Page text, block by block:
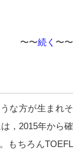
〜〜続く 〜〜
な方が生まれそ
，2015年から確
もちろんTOEFL